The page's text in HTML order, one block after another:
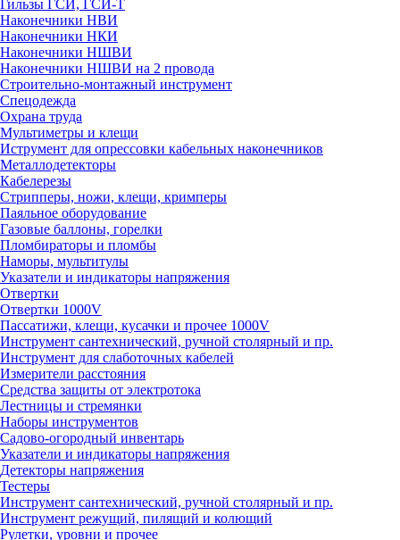
Гильзы ГСИ, ГСИ-Т
Наконечники НВИ
Наконечники НКИ
Наконечники НШВИ
Наконечники НШВИ на 2 провода
Строительно-монтажный инструмент
Спецодежда
Охрана труда
Мультиметры и клещи
Иструмент для опрессовки кабельных наконечников
Металлодетекторы
Кабелерезы
Стрипперы, ножи, клещи, кримперы
Паяльное оборудование
Газовые баллоны, горелки
Пломбираторы и пломбы
Наморы, мультитулы
Указатели и индикаторы напряжения
Отвертки
Отвертки 1000V
Пассатижи, клещи, кусачки и прочее 1000V
Инструмент сантехнический, ручной столярный и пр.
Инструмент для слаботочных кабелей
Измерители расстояния
Средства защиты от электротока
Лестницы и стремянки
Наборы инструментов
Садово-огородный инвентарь
Указатели и индикаторы напряжения
Детекторы напряжения
Тестеры
Инструмент сантехнический, ручной столярный и пр.
Инструмент режущий, пилящий и колющий
Рулетки, уровни и прочее